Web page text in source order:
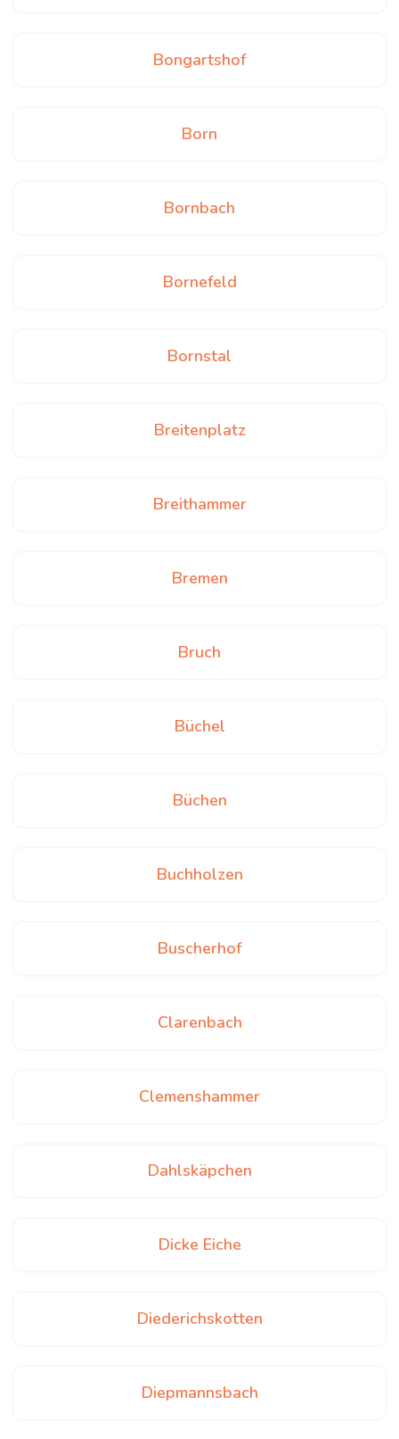
Bongartshof
Born
Bornbach
Bornefeld
Bornstal
Breitenplatz
Breithammer
Bremen
Bruch
Büchel
Büchen
Buchholzen
Buscherhof
Clarenbach
Clemenshammer
Dahlskäpchen
Dicke Eiche
Diederichskotten
Diepmannsbach